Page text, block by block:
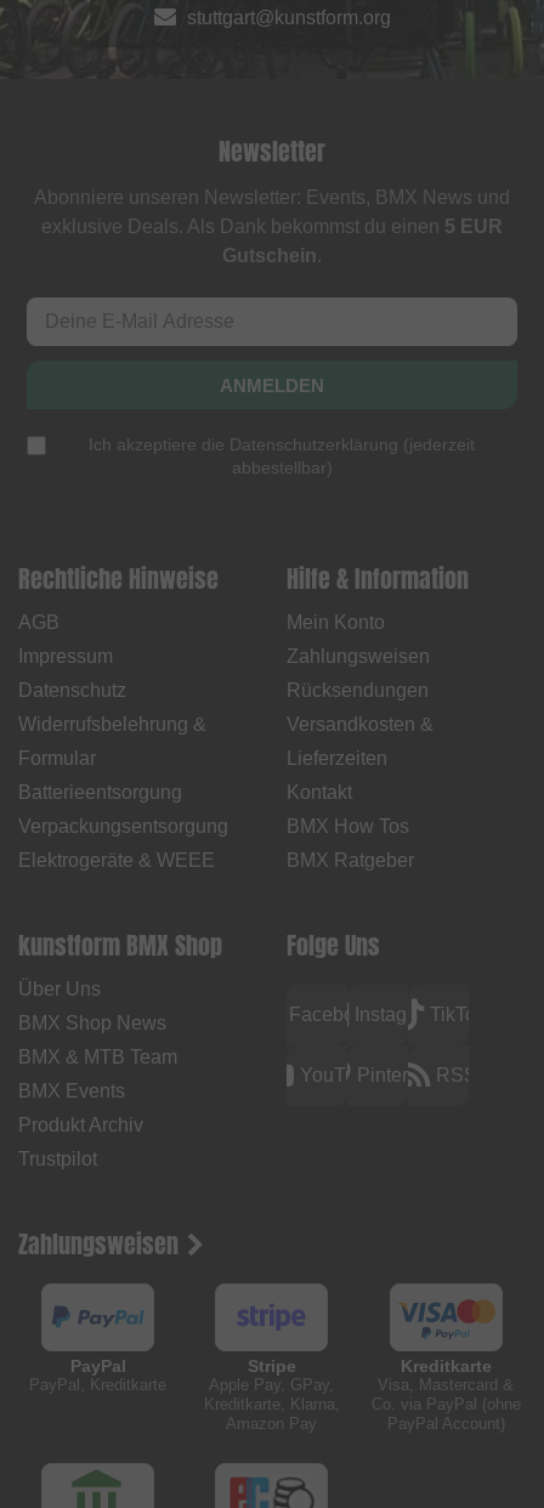
stuttgart@kunstform.org
Newsletter
Abonniere unseren Newsletter: Events, BMX News und
exklusive Deals. Als Dank bekommst du einen 5 EUR
Gutschein.
ANMELDEN
Ich akzeptiere die Datenschutzerklärung (jederzeit
abbestellbar)
Rechtliche Hinweise
AGB
Impressum
Datenschutz
Widerrufsbelehrung &
Formular
Batterieentsorgung
Verpackungsentsorgung
Elektrogeräte & WEEE
Hilfe & Information
Mein Konto
Zahlungsweisen
Rücksendungen
Versandkosten &
Lieferzeiten
Kontakt
BMX How Tos
BMX Ratgeber
kunstform BMX Shop
Über Uns
BMX Shop News
BMX & MTB Team
BMX Events
Produkt Archiv
Trustpilot
Folge Uns
FacebookInstagramTikTok
YouTubePinterest RSS
Zahlungsweisen
PayPal
PayPal, Kreditkarte
Stripe
Apple Pay, GPay,
Kreditkarte, Klarna,
Amazon Pay
Kreditkarte
Visa, Mastercard &
Co. via PayPal (ohne
PayPal Account)